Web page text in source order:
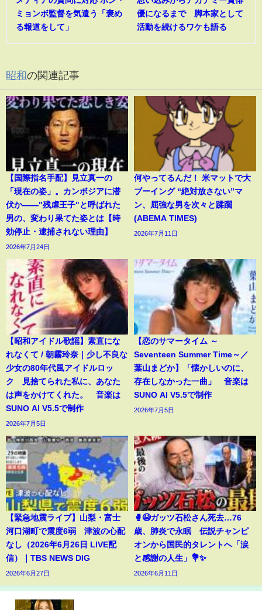
ミョンボ監督を気遣う「褒め
る報道をして」
優になるまで 脚本家として
活動を続けるワケも語る
昭和の関連記事
【国際指名手配】見立真一の
「現在の姿」。カンボジアに潜
伏か――"残虐王子"と呼ばれた
男の、変わり果てた姿とは【時
効停止・逮捕されない理由】
2026年7月24日
何やってるんだ！ 米マットで大
ブーイング “絶対放さない”マ
ン、屈強な男を次々と蹂躙
(ABEMA TIMES)
2026年7月11日
【昭和アイドル歌謡】素直にな
れなくて / 朝霧玲奈｜少し不良な
少女の80年代風アイドルロッ
ク 見捨てられた私に、あなた
は声をかけてくれた。 音楽は
SUNO AI V5.5で制作
2026年7月5日
【恋のサマータイム ～
Seventeen Summer Time～／
葉山まどか】「懐かしいのに、
存在しなかった一曲」 音楽は
SUNO AI V5.5で制作
2026年7月5日
【緊急地震ライブ】山梨・富士
河口湖町で震度6弱 津波の心配
なし（2026年6月26日 LIVE配
信）｜TBS NEWS DIG
2026年6月27日
🥊😭ガッツ石松さん死去…76
歳、肺炎で永眠 伝説チャンピ
オンから国民的タレントへ「涙
と感謝の人生」💐✨
2026年6月11日